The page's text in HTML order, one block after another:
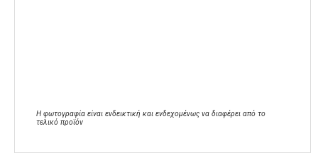
Η φωτογραφία είναι ενδεικτική και ενδεχομένως να διαφέρει από το
τελικό προϊόν